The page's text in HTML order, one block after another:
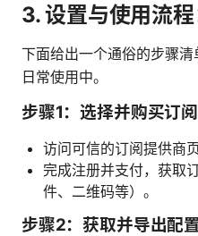
3. 设置与使用流
下面给出一个通俗的步骤
日常使用中。
步骤1：选择并购买订阅
访问可信的订阅提供商
完成注册并支付，获取
件、二维码等）。
步骤2：获取并导出配